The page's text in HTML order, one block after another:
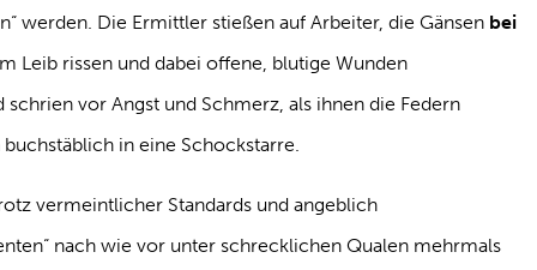
werden. Die Ermittler stießen auf Arbeiter, die Gänsen bei
Leib rissen und dabei offene, blutige Wunden
vor Angst und Schmerz, als ihnen die Federn
in eine Schockstarre.
vermeintlicher Standards und angeblich
nach wie vor unter schrecklichen Qualen mehrmals